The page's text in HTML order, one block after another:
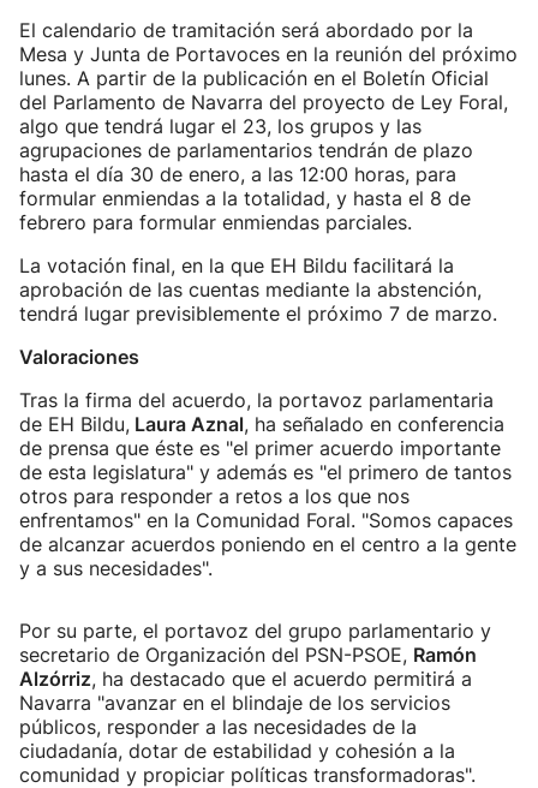
El calendario de tramitación será abordado por la
Mesa y Junta de Portavoces en la reunión del próximo
lunes. A partir de la publicación en el Boletín Oficial
del Parlamento de Navarra del proyecto de Ley Foral,
algo que tendrá lugar el 23, los grupos y las
agrupaciones de parlamentarios tendrán de plazo
hasta el día 30 de enero, a las 12:00 horas, para
formular enmiendas a la totalidad, y hasta el 8 de
febrero para formular enmiendas parciales.
La votación final, en la que EH Bildu facilitará la
aprobación de las cuentas mediante la abstención,
tendrá lugar previsiblemente el próximo 7 de marzo.
Valoraciones
Tras la firma del acuerdo, la portavoz parlamentaria
de EH Bildu, Laura Aznal, ha señalado en conferencia
de prensa que éste es "el primer acuerdo importante
de esta legislatura" y además es "el primero de tantos
otros para responder a retos a los que nos
enfrentamos" en la Comunidad Foral. "Somos capaces
de alcanzar acuerdos poniendo en el centro a la gente
y a sus necesidades".
Por su parte, el portavoz del grupo parlamentario y
secretario de Organización del PSN-PSOE, Ramón
Alzórriz, ha destacado que el acuerdo permitirá a
Navarra "avanzar en el blindaje de los servicios
públicos, responder a las necesidades de la
ciudadanía, dotar de estabilidad y cohesión a la
comunidad y propiciar políticas transformadoras".